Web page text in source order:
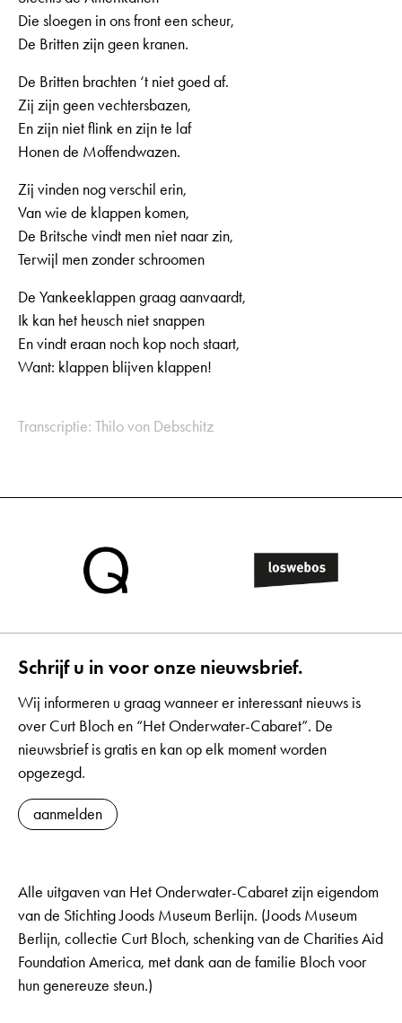
Die sloegen in ons front een scheur,
De Britten zijn geen kranen.
De Britten brachten ‘t niet goed af.
Zij zijn geen vechtersbazen,
En zijn niet flink en zijn te laf
Honen de Moffendwazen.
Zij vinden nog verschil erin,
Van wie de klappen komen,
De Britsche vindt men niet naar zin,
Terwijl men zonder schroomen
De Yankeeklappen graag aanvaardt,
Ik kan het heusch niet snappen
En vindt eraan noch kop noch staart,
Want: klappen blijven klappen!
Transcriptie: Thilo von Debschitz
Schrijf u in voor onze nieuwsbrief.
Wij informeren u graag wanneer er interessant nieuws is
over Curt Bloch en “Het Onderwater-Cabaret”. De
nieuwsbrief is gratis en kan op elk moment worden
opgezegd.
aanmelden
Alle uitgaven van Het Onderwater-Cabaret zijn eigendom
van de Stichting Joods Museum Berlijn. (Joods Museum
Berlijn, collectie Curt Bloch, schenking van de Charities Aid
Foundation America, met dank aan de familie Bloch voor
hun genereuze steun.)